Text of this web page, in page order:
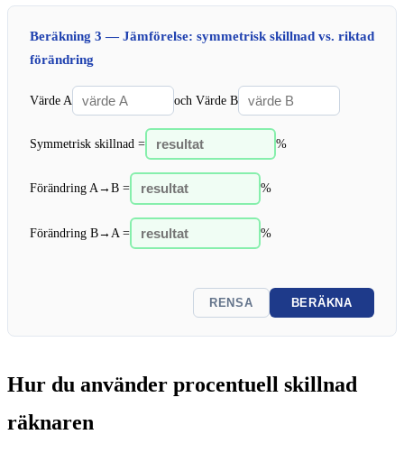
Beräkning 3 — Jämförelse: symmetrisk skillnad vs. riktad
förändring
Värde A och Värde B
Symmetrisk skillnad = %
Förändring A→B = %
Förändring B→A = %
RENSA BERÄKNA
Hur du använder procentuell skillnad
räknaren